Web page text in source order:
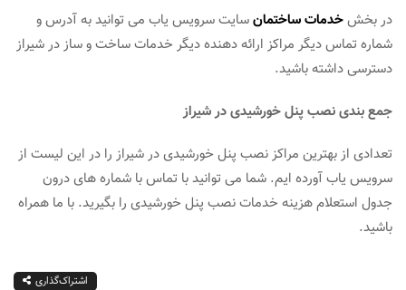
در بخشخدمات ساختمانسایت سرویس یاب می توانید به آدرس و
شماره تماس دیگر مراکز ارائه دهنده دیگر خدمات ساخت و ساز در شیراز
دسترسی داشته باشید.
جمع بندی نصب پنل خورشیدی در شیراز
تعدادی از بهترین مراکز نصب پنل خورشیدی در شیراز را در این لیست از
سرویس یاب آورده ایم. شما می توانید با تماس با شماره های درون
جدول استعلام هزینه خدمات نصب پنل خورشیدی را بگیرید. با ما همراه
باشید.
اشتراک‌گذاری